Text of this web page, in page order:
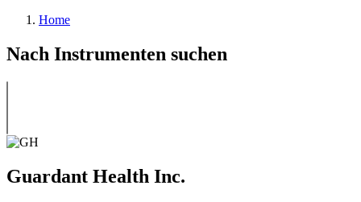
Home
Nach Instrumenten suchen
Guardant Health Inc.